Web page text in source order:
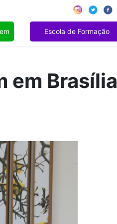
Escola de Formação
em Brasília